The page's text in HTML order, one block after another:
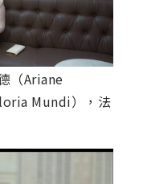
（Ariane
Mundi），法